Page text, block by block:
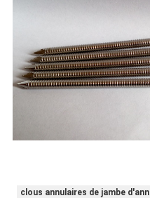
clous annulaires de jambe